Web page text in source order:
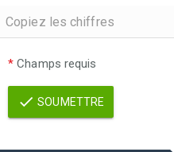
* Champs requis
SOUMETTRE